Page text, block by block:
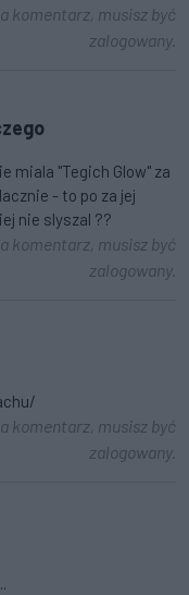
komentarz, musisz być
zalogowany.
miala "Tegich Glow" za
- to po za jej
nie slyszal ??
komentarz, musisz być
zalogowany.
komentarz, musisz być
zalogowany.